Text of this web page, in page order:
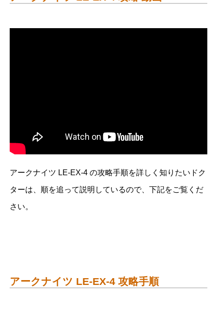
アークナイツ LE-EX-4 の攻略手順を詳しく知りたいドク
ターは、順を追って説明しているので、下記をご覧くだ
さい。
アークナイツ LE-EX-4 攻略手順